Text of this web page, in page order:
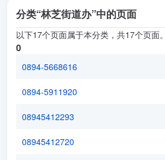
分类“林芝街道办”中的页面
以下17个页面属于本分类，共17个页面。
0
0894-5668616
0894-5911920
08945412293
08945412720